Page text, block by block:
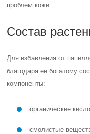
проблем кожи.
Состав
Для избавления от
благодаря ее богатому
компоненты:
органические
смолистые